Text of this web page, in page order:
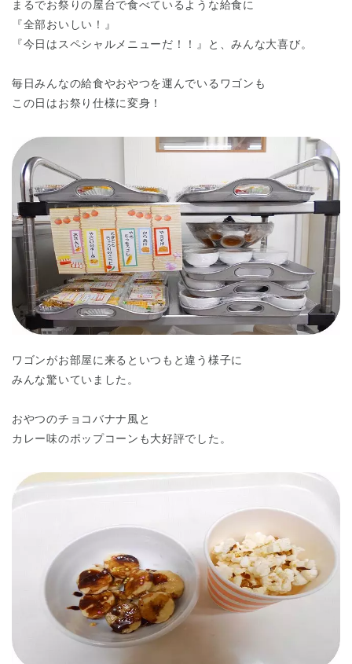
千葉県 千葉県 全域
埼玉県 埼玉県 全域
兵庫県 兵庫県 全域
まるでお祭りの屋台で食べているような給食に
『全部おいしい！』
『今日はスペシャルメニューだ！！』と、みんな大喜び。
毎日みんなの給食やおやつを運んでいるワゴンも
この日はお祭り仕様に変身！
ワゴンがお部屋に来るといつもと違う様子に
みんな驚いていました。
おやつのチョコバナナ風と
カレー味のポップコーンも大好評でした。